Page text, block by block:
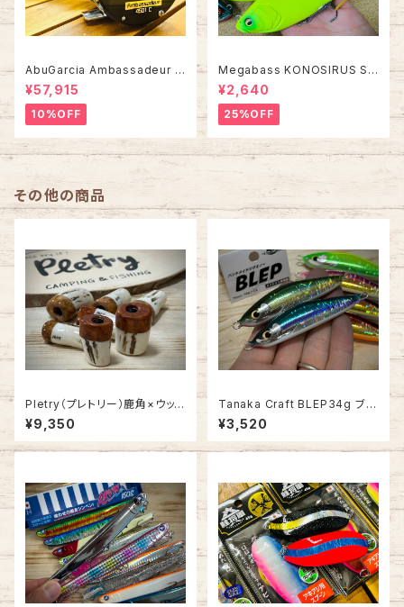
AbuGarcia Ambassadeur 4
501C FACTORY TUNED アン
バサダー ファクトリーチューン
¥57,915
10%OFF
Megabass KONOSIRUS S
WIMMER コノシラススイマー
¥2,640
25%OFF
その他の商品
Pletry（プレトリー）鹿角×ウッド
ノブ【1点モノ】
¥9,350
Tanaka Craft BLEP34g ブレ
ップ34g【ぶっ飛びジグミノー】
¥3,520